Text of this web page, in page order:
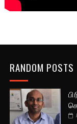
RANDOM POSTS